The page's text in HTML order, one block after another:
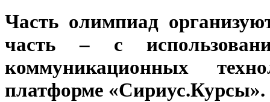
Часть олимпиад
часть – с
коммуникационных
платформе «Сириус.Курсы».